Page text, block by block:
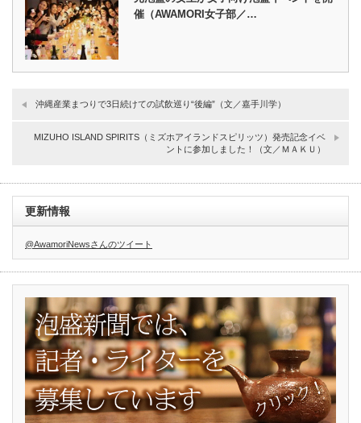
催（AWAMORI女子部／…
沖縄産業まつりで3日続けての試飲巡り“後編”（文／嘉手川学）
MIZUHO ISLAND SPIRITS（ミズホアイランドスピリッツ）発売記念イベ
ントに参加しました！（文／ＭＡＫＵ）
更新情報
@AwamoriNewsさんのツイート